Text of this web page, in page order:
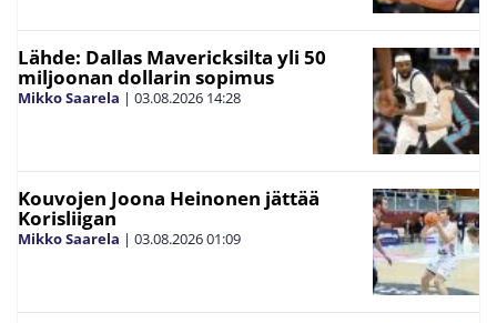
Lähde: Dallas Mavericksilta yli 50
miljoonan dollarin sopimus
Mikko Saarela | 03.08.2026 14:28
Kouvojen Joona Heinonen jättää
Korisliigan
Mikko Saarela | 03.08.202601:09